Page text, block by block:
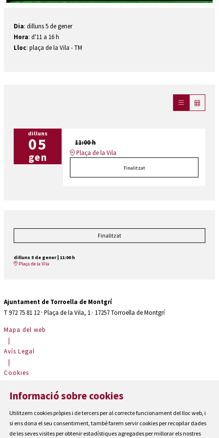
Dia: dilluns 5 de gener
Hora: d'11 a 16 h
Lloc: plaça de la Vila - TM
dilluns
05
gen
11:00 h
Plaça de la Vila
Finalitzat
Finalitzat
dilluns 5 de gener| 11:00 h
Plaça de la Vila
Ajuntament de Torroella de Montgrí
T 972 75 81 12 · Plaça de la Vila, 1 · 17257 Torroella de Montgrí
Mapa del web
|
Avís Legal
|
Cookies
Contactar
Accessibilitat
Informació sobre cookies
Utilitzem cookies pròpies i de tercers per al correcte funcionament del lloc web, i
si ens dona el seu consentiment, també farem servir cookies per recopilar dades
de les seves visites per obtenir estadístiques agregades per millorar els nostres